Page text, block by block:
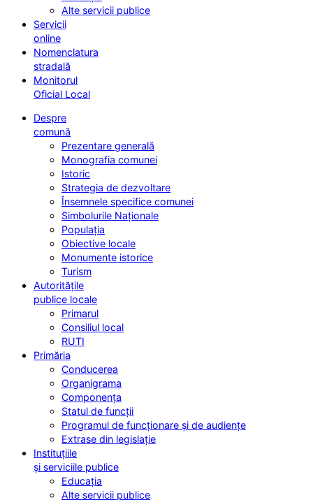
Alte servicii publice
Servicii
online
Nomenclatura
stradală
Monitorul
Oficial Local
Despre
comună
Prezentare generală
Monografia comunei
Istoric
Strategia de dezvoltare
Însemnele specifice comunei
Simbolurile Naționale
Populația
Obiective locale
Monumente istorice
Turism
Autoritățile
publice locale
Primarul
Consiliul local
RUTI
Primăria
Conducerea
Organigrama
Componența
Statul de funcții
Programul de funcționare și de audiențe
Extrase din legislație
Instituțiile
și serviciile publice
Educația
Alte servicii publice